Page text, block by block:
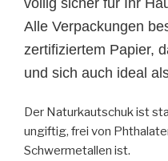
Alle Verpackungen
zertifiziertem Papier,
und sich auch ideal
Der Naturkautschuk ist
ungiftig, frei von
Schwermetallen ist.